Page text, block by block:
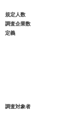
規定人数
調査企業数
定義
調査対象者